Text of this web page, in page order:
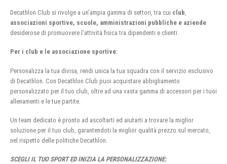
Decathlon Club si rivolge a un’ampia gamma di settori, tra cui club
associazioni sportive, scuole, amministrazioni pubbliche e aziende
desiderose di promuovere l’attività fisica tra dipendenti e clienti.
Per i club e le associazione sportive:
Personalizza la tua divisa, rendi unica la tua squadra con il servizio esclusivo
di Decathlon. Con Decathlon Club puoi acquistare abbigliamento
personalizzato per il tuo club, oltre ad una vasta gamma di accessori per i tuoi
allenamenti e le tue partite.
Un team dedicato è pronto ad ascoltarti ed aiutarti a trovare la miglior
soluzione per il tuo club, garantendoti la miglior qualità prezzo sul mercato,
nel rispetto delle politiche Decathlon.
SCEGLI IL TUO SPORT ED INIZIA LA PERSONALIZZAZIONE: